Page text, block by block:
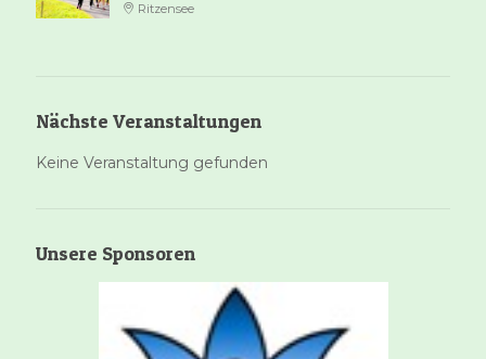
Ritzensee
Nächste Veranstaltungen
Keine Veranstaltung gefunden
Unsere Sponsoren